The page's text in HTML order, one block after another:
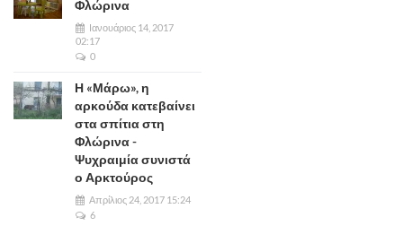
Φλώρινα
Ιανουάριος 14, 2017
02:17
0
Η «Μάρω», η
αρκούδα κατεβαίνει
στα σπίτια στη
Φλώρινα -
Ψυχραιμία συνιστά
ο Αρκτούρος
Απρίλιος 24, 2017 15:24
6